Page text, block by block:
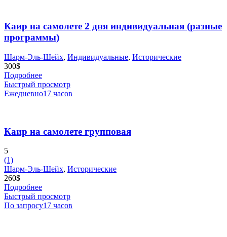
Каир на самолете 2 дня индивидуальная (разные
программы)
Шарм-Эль-Шейх, Индивидуальные, Исторические
300$
Подробнее
Быстрый просмотр
Ежедневно17 часов
Каир на самолете групповая
5
(1)
Шарм-Эль-Шейх, Исторические
260$
Подробнее
Быстрый просмотр
По запросу17 часов